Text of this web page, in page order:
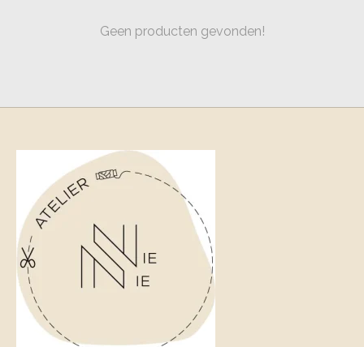
Geen producten gevonden!